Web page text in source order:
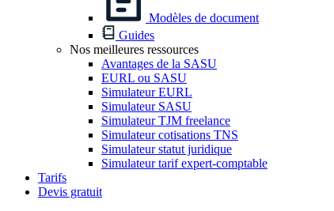
Modèles de document
Guides
Nos meilleures ressources
Avantages de la SASU
EURL ou SASU
Simulateur EURL
Simulateur SASU
Simulateur TJM freelance
Simulateur cotisations TNS
Simulateur statut juridique
Simulateur tarif expert-comptable
Tarifs
Devis gratuit